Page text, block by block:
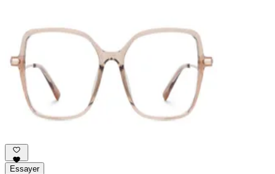
Essayer